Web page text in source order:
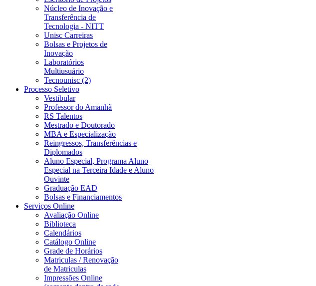
Núcleo de Inovação e
Transferência de
Tecnologia - NITT
Unisc Carreiras
Bolsas e Projetos de
Inovação
Laboratórios
Multiusuário
Tecnounisc (2)
Processo Seletivo
Vestibular
Professor do Amanhã
RS Talentos
Mestrado e Doutorado
MBA e Especialização
Reingressos, Transferências e
Diplomados
Aluno Especial, Programa Aluno
Especial na Terceira Idade e Aluno
Ouvinte
Graduação EAD
Bolsas e Financiamentos
Serviços Online
Avaliação Online
Biblioteca
Calendários
Catálogo Online
Grade de Horários
Matriculas / Renovação
de Matriculas
Impressões Online